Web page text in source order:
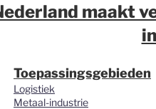
maakt
Toepassingsgebieden
Logistiek
Metaal-industrie